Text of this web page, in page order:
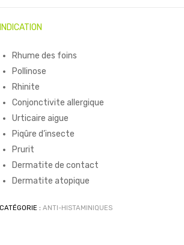
Rhume des foins
Pollinose
Rhinite
Conjonctivite allergique
Urticaire aigue
Piqûre d’insecte
Prurit
Dermatite de contact
Dermatite atopique
: ANTI-HISTAMINIQUES